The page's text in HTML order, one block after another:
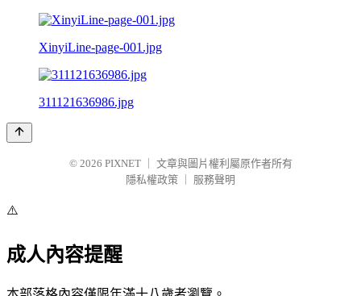
XinyiLine-page-001.jpg
311121636986.jpg
© 2026 PIXNET
文章與圖片權利屬原作者所有
隱私權政策
服務聲明
⚠️
成人內容提醒